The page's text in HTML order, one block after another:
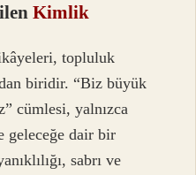
Kimlik
topluluk
biridir. “Biz büyük
cümlesi, yalnızca
geleceğe dair bir
sabrı ve